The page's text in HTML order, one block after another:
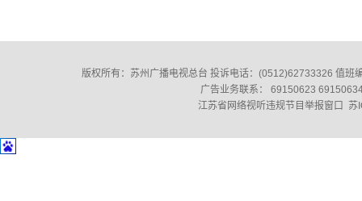
版权所有：苏州广播电视总台 投诉电话：(0512)62733326‬ 值
广告业务联系： 69150623
江苏省网络视听违规节目举报窗口
苏